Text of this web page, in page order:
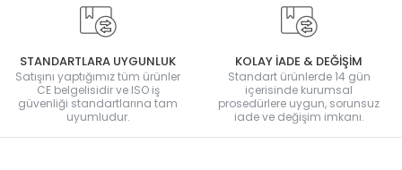
STANDARTLARA UYGUNLUK
Satışını yaptığımız tüm ürünler
CE belgelisidir ve ISO iş
güvenliği standartlarına tam
uyumludur.
KOLAY İADE & DEĞİŞİM
Standart ürünlerde 14 gün
içerisinde kurumsal
prosedürlere uygun, sorunsuz
iade ve değişim imkanı.